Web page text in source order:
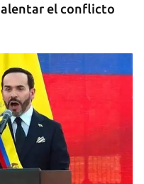
el conflicto